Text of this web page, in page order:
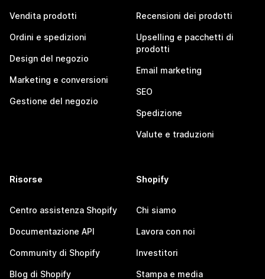
Vendita prodotti
Ordini e spedizioni
Design del negozio
Marketing e conversioni
Gestione del negozio
Recensioni dei prodotti
Upselling e pacchetti di
prodotti
Email marketing
SEO
Spedizione
Valute e traduzioni
Risorse
Centro assistenza Shopify
Documentazione API
Community di Shopify
Blog di Shopify
Shopify
Chi siamo
Lavora con noi
Investitori
Stampa e media